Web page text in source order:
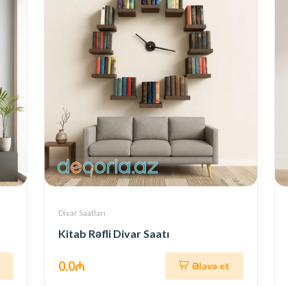
Divar Saatları
Kitab Rəfli Divar Saatı
0.0₼ Əlavə et